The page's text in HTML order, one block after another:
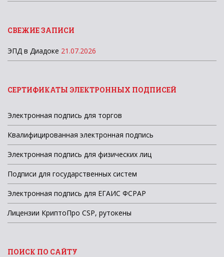
СВЕЖИЕ ЗАПИСИ
ЭПД в Диадоке 21.07.2026
СЕРТИФИКАТЫ ЭЛЕКТРОННЫХ ПОДПИСЕЙ
Электронная подпись для торгов
Квалифицированная электронная подпись
Электронная подпись для физических лиц
Подписи для государственных систем
Электронная подпись для ЕГАИС ФСРАР
Лицензии КриптоПро CSP, рутокены
ПОИСК ПО САЙТУ